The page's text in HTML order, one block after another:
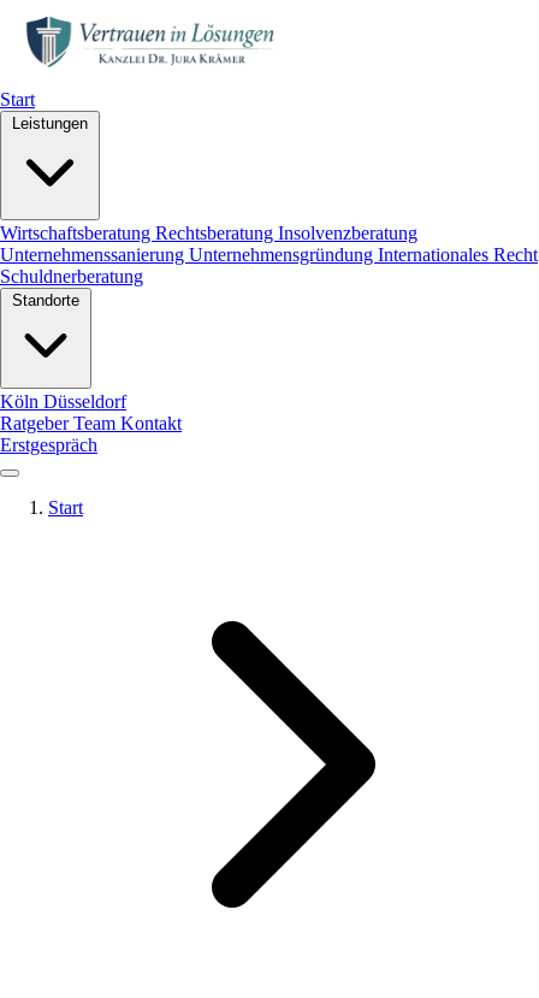
Start
Leistungen
Wirtschaftsberatung Rechtsberatung Insolvenzberatung
Unternehmenssanierung Unternehmensgründung Internationales Recht
Schuldnerberatung
Standorte
Köln Düsseldorf
RatgeberTeam Kontakt
Erstgespräch
Start